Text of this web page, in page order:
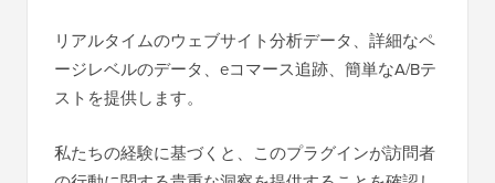
リアルタイムのウェブサイト分析データ、詳細なペ
ージレベルのデータ、eコマース追跡、簡単なA/Bテ
ストを提供します。
私たちの経験に基づくと、このプラグインが訪問者